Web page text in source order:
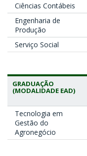
Ciências Contábeis
Engenharia de
Produção
Serviço Social
GRADUAÇÃO
(MODALIDADE EAD)
Tecnologia em
Gestão do
Agronegócio